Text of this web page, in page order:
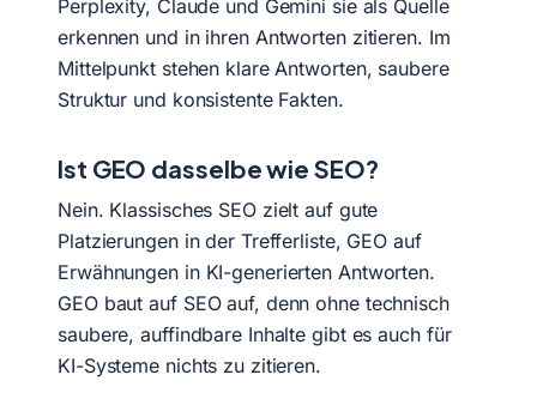
Perplexity, Claude und Gemini sie als Quelle
erkennen und in ihren Antworten zitieren. Im
Mittelpunkt stehen klare Antworten, saubere
Struktur und konsistente Fakten.
Ist GEO dasselbe wie SEO?
Nein. Klassisches SEO zielt auf gute
Platzierungen in der Trefferliste, GEO auf
Erwähnungen in KI-generierten Antworten.
GEO baut auf SEO auf, denn ohne technisch
saubere, auffindbare Inhalte gibt es auch für
KI-Systeme nichts zu zitieren.